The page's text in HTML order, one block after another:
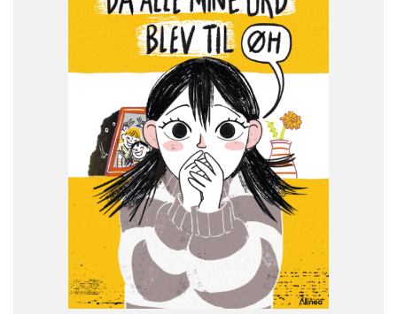
4. klasse 5. klasse 6. klasse
+